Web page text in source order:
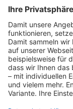
Produktsortiment
Ratgeber